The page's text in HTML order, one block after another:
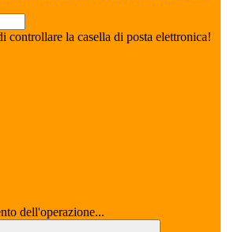
controllare la casella di posta elettronica!
dell'operazione...